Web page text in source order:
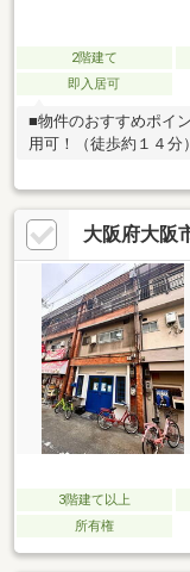
2階建て
即入居可
■物件のおすすめポイ
用可！（徒歩約１４分
にもおすすめ・スー
買い物に便利な立地！
能！・ＢＢＱやスポー
分！■周辺施設案内■・
リーマート加美東店：
約210ｍ（徒歩3分）
建築不可。※２階部分
大阪府大阪
3階建て以上
所有権